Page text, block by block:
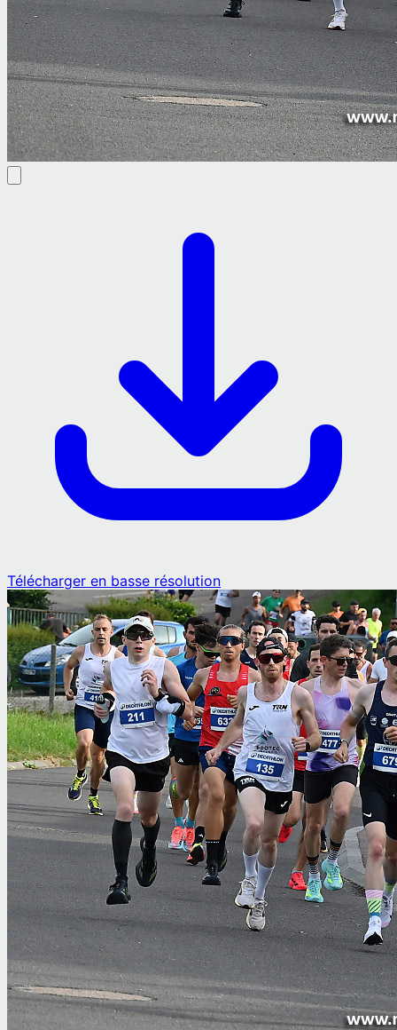
Télécharger en basse résolution